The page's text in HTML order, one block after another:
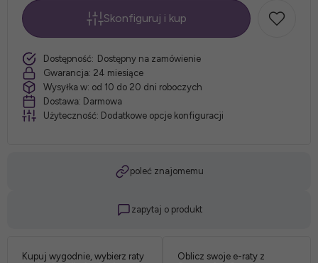
*Rozmiar
materaca:
*
szt.
Skonfiguruj i kup
Dostępność: Dostępny na zamówienie
Gwarancja: 24 miesiące
Wysyłka w: od 10 do 20 dni roboczych
Dostawa: Darmowa
Użyteczność: Dodatkowe opcje konfiguracji
poleć znajomemu
zapytaj o produkt
Kupuj wygodnie, wybierz raty
Oblicz swoje e-raty z